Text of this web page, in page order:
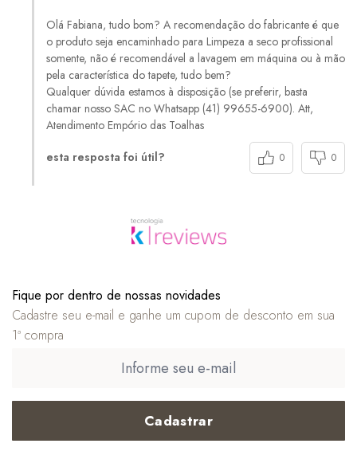
Olá Fabiana, tudo bom? A recomendação do fabricante é que
o produto seja encaminhado para Limpeza a seco profissional
somente, não é recomendável a lavagem em máquina ou à mão
pela característica do tapete, tudo bem?
Qualquer dúvida estamos à disposição (se preferir, basta
chamar nosso SAC no Whatsapp (41) 99655-6900). Att,
Atendimento Empório das Toalhas
esta resposta foi útil? 0 0
Fique por dentro de nossas novidades
Cadastre seu e-mail e ganhe um cupom de desconto em sua
1ª compra
Cadastrar